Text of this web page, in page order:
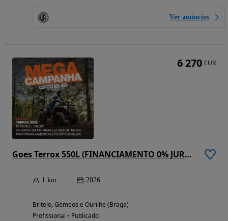
Ver anúncios
Goes Terrox 550L (FINANCIAMENTO 0% JUROS)
1 km 2026
Britelo, Gémeos e Ourilhe (Braga)
Profissional • Publicado
6 270 EUR